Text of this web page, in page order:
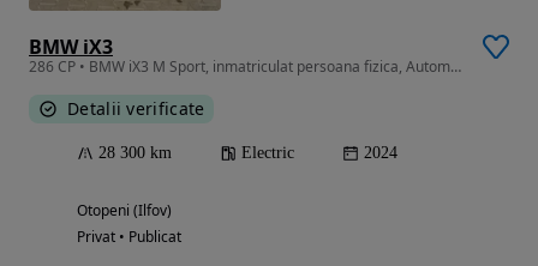
BMW iX3
286 CP • BMW iX3 M Sport, inmatriculat persoana fizica, Automobile Bavaria
Detalii verificate
28 300 km Electric 2024
Otopeni (Ilfov)
Privat • Publicat